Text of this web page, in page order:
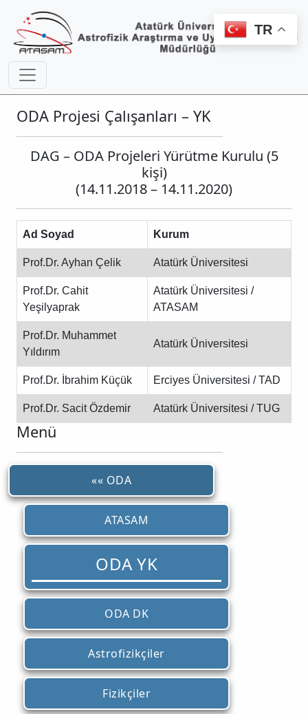
ODA Projesi Çalışanları – YK
DAG – ODA Projeleri Yürütme Kurulu (5
kişi)
(14.11.2018 – 14.11.2020)
Ad Soyad Kurum
Prof.Dr. Ayhan Çelik Atatürk Üniversitesi
Prof.Dr. Cahit
Yeşilyaprak
Atatürk Üniversitesi /
ATASAM
Prof.Dr. Muhammet
Yıldırım
Atatürk Üniversitesi
Prof.Dr. İbrahim Küçük Erciyes Üniversitesi / TAD
Prof.Dr. Sacit Özdemir Atatürk Üniversitesi / TUG
Menü
«« ODA
ATASAM
ODA YK
ODA DK
Astrofizikçiler
Fizikçiler
TR